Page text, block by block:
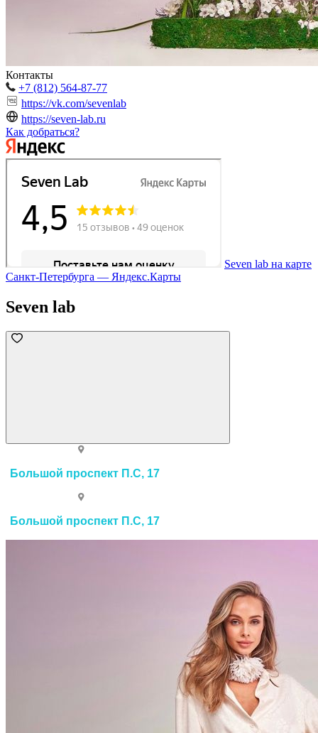
Контакты
+7 (812) 564-87-77
https://vk.com/sevenlab
https://seven-lab.ru
Как добраться?
Seven lab на карте
Санкт‑Петербурга — Яндекс.Карты
Seven lab
Большой проспект П.С, 17
Большой проспект П.С, 17